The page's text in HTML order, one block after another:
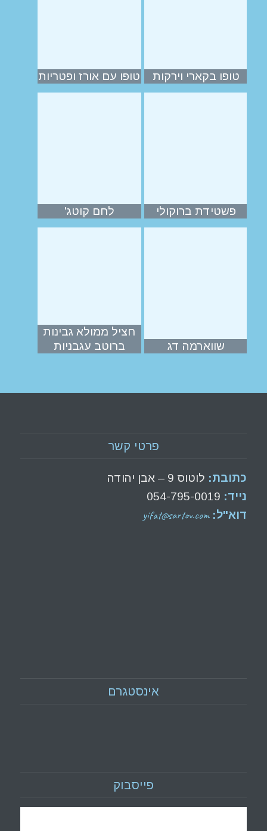
טופו בקארי וירקות טופו עם אורז ופטריות
פשטידת ברוקולי לחם קוטג'
שווארמה דג
חציל ממולא גבינות
ברוטב עגבניות
פרטי קשר
כתובת: לוטוס 9 – אבן יהודה
נייד: 054-795-0019
דוא"ל:yifat@sartov.com
אינסטגרם
פייסבוק